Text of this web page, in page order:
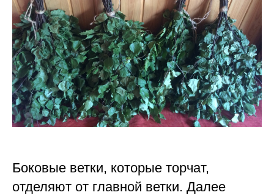
Боковые ветки, которые торчат,
отделяют от главной ветки. Далее